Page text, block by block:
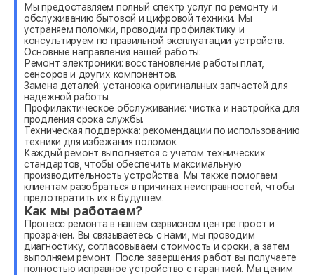
Мы предоставляем полный спектр услуг по ремонту и
обслуживанию бытовой и цифровой техники. Мы
устраняем поломки, проводим профилактику и
консультируем по правильной эксплуатации устройств.
Основные направления нашей работы:
Ремонт электроники: восстановление работы плат,
сенсоров и других компонентов.
Замена деталей: установка оригинальных запчастей для
надежной работы.
Профилактическое обслуживание: чистка и настройка для
продления срока службы.
Техническая поддержка: рекомендации по использованию
техники для избежания поломок.
Каждый ремонт выполняется с учетом технических
стандартов, чтобы обеспечить максимальную
производительность устройства. Мы также помогаем
клиентам разобраться в причинах неисправностей, чтобы
предотвратить их в будущем.
Как мы работаем?
Процесс ремонта в нашем сервисном центре прост и
прозрачен. Вы связываетесь с нами, мы проводим
диагностику, согласовываем стоимость и сроки, а затем
выполняем ремонт. После завершения работ вы получаете
полностью исправное устройство с гарантией. Мы ценим